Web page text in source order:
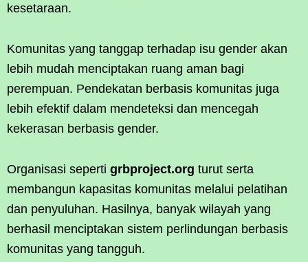
kesetaraan.
Komunitas yang tanggap terhadap isu gender akan
lebih mudah menciptakan ruang aman bagi
perempuan. Pendekatan berbasis komunitas juga
lebih efektif dalam mendeteksi dan mencegah
kekerasan berbasis gender.
Organisasi seperti grbproject.org turut serta
membangun kapasitas komunitas melalui pelatihan
dan penyuluhan. Hasilnya, banyak wilayah yang
berhasil menciptakan sistem perlindungan berbasis
komunitas yang tangguh.